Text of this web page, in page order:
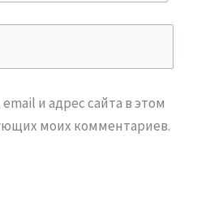
и адрес сайта в этом
моих комментариев.